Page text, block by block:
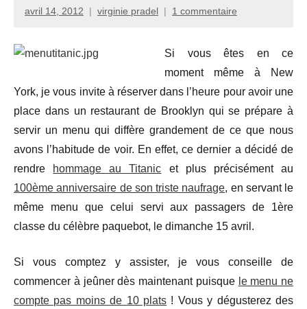
avril 14, 2012 virginie pradel 1 commentaire
Si vous êtes en ce
moment même à New
York, je vous invite à réserver dans l’heure pour avoir une
place dans un restaurant de Brooklyn qui se prépare à
servir un menu qui diffère grandement de ce que nous
avons l’habitude de voir. En effet, ce dernier a décidé de
rendre
hommage au Titanic et plus précisément au
100ème anniversaire de son triste naufrage, en servant le
même menu que celui servi aux passagers de 1ère
classe du célèbre paquebot, le dimanche 15 avril.
Si vous comptez y assister, je vous conseille de
commencer à jeûner dès maintenant puisque le menu ne
compte pas moins de 10 plats ! Vous y dégusterez des